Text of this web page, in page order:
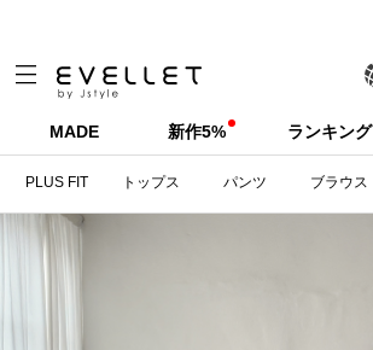
MADE 新作5% ランキング
PLUS FIT トップス パンツ ブラウス